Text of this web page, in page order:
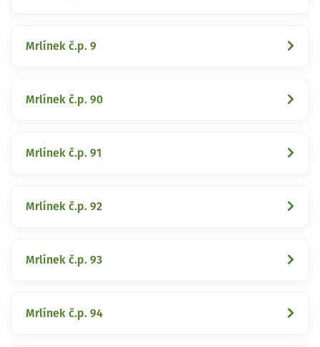
Mrlínek č.p. 9
Mrlínek č.p. 90
Mrlínek č.p. 91
Mrlínek č.p. 92
Mrlínek č.p. 93
Mrlínek č.p. 94